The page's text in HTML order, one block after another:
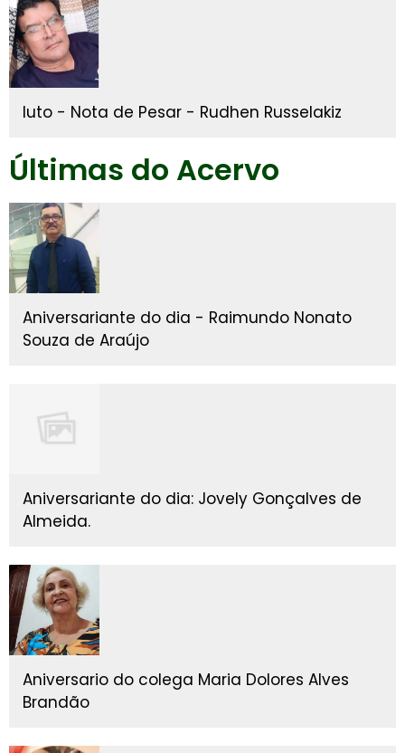
luto - Nota de Pesar - Rudhen Russelakiz
Últimas do Acervo
Aniversariante do dia - Raimundo Nonato
Souza de Araújo
Aniversariante do dia: Jovely Gonçalves de
Almeida.
Aniversario do colega Maria Dolores Alves
Brandão